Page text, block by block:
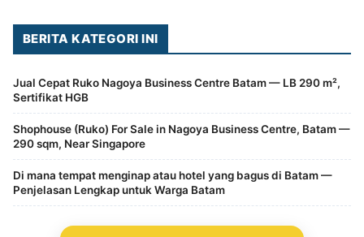
BERITA KATEGORI INI
Jual Cepat Ruko Nagoya Business Centre Batam — LB 290 m²,
Sertifikat HGB
Shophouse (Ruko) For Sale in Nagoya Business Centre, Batam —
290 sqm, Near Singapore
Di mana tempat menginap atau hotel yang bagus di Batam —
Penjelasan Lengkap untuk Warga Batam